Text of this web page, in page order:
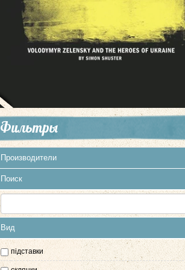
Фильтры
Производители
Поиск
Вид
підставки